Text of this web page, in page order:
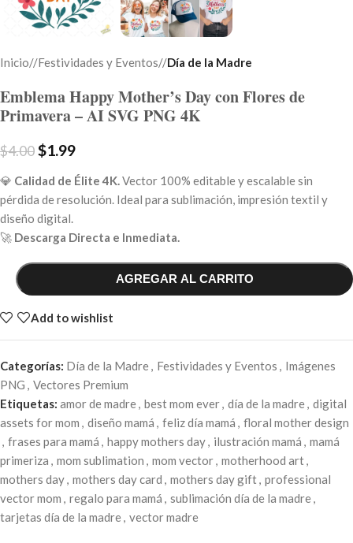
Inicio/ Festividades y Eventos/ Día de la Madre
Emblema Happy Mother’s Day con Flores de
Primavera – AI SVG PNG 4K
$4.00$1.99
💎 Calidad de Élite 4K.Vector 100% editable y escalable sin
pérdida de resolución. Ideal para sublimación, impresión textil y
diseño digital.
🚀 Descarga Directa e Inmediata.
AGREGAR AL CARRITO
Add to wishlist
Categorías: Día de la Madre, Festividades y Eventos , Imágenes
PNG , Vectores Premium
Etiquetas: amor de madre, best mom ever, día de la madre, digital
assets for mom , diseño mamá , feliz día mamá , floral mother design
, frases para mamá , happy mothers day, ilustración mamá , mamá
primeriza , mom sublimation , mom vector, motherhood art,
mothers day, mothers day card , mothers day gift, professional
vector mom , regalo para mamá , sublimación día de la madre,
tarjetas día de la madre, vector madre